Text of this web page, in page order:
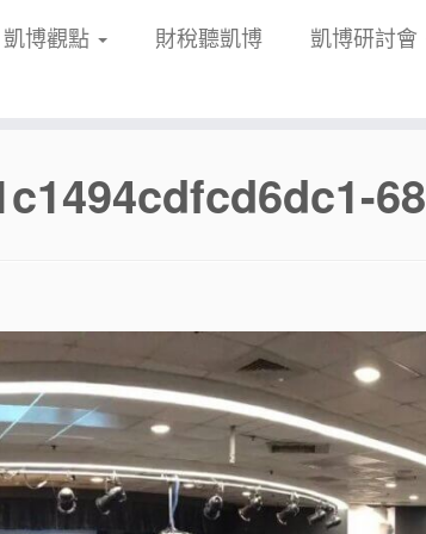
凱博觀點 財稅聽凱博 凱博研討會
68